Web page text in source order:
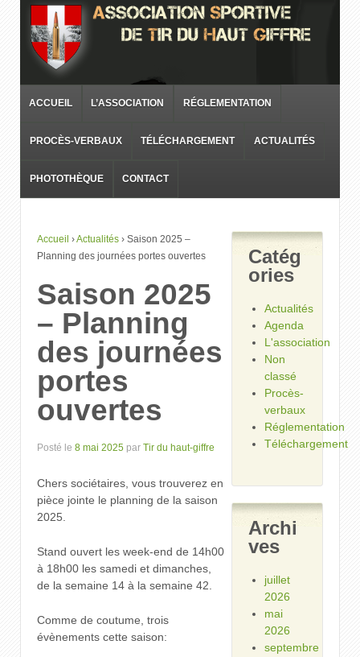
ACCUEIL L’ASSOCIATION RÉGLEMENTATION
PROCÈS-VERBAUX TÉLÉCHARGEMENT ACTUALITÉS
PHOTOTHÈQUE CONTACT
Accueil ›Actualités › Saison 2025 –
Planning des journées portes ouvertes
Saison 2025
– Planning
des journées
portes
ouvertes
Posté le 8 mai 2025 par Tir du haut-giffre
Chers sociétaires, vous trouverez en
pièce jointe le planning de la saison
2025.
Stand ouvert les week-end de 14h00
à 18h00 les samedi et dimanches,
de la semaine 14 à la semaine 42.
Comme de coutume, trois
évènements cette saison:
Catég
ories
Actualités
Agenda
L'association
Non
classé
Procès-
verbaux
Réglementation
Téléchargement
Archi
ves
juillet
2026
mai
2026
septembre